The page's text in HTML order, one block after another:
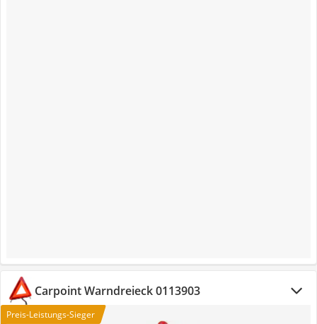
Carpoint Warndreieck 0113903
Preis-Leistungs-Sieger